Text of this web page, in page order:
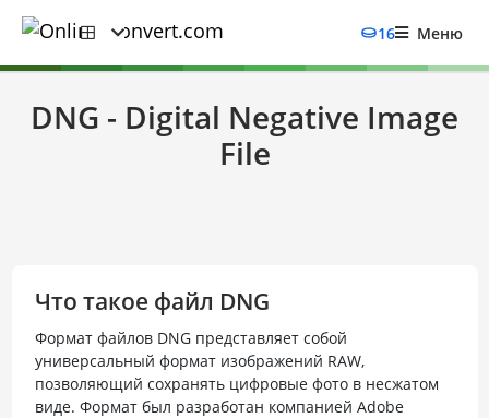
16 Меню
DNG - Digital Negative Image
File
Что такое файл DNG
Формат файлов DNG представляет собой
универсальный формат изображений RAW,
позволяющий сохранять цифровые фото в несжатом
виде. Формат был разработан компанией Adobe